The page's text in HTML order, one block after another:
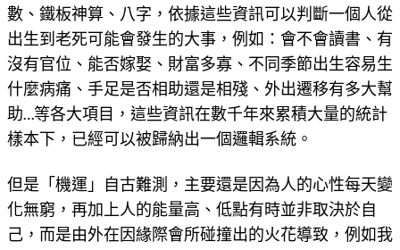
數、鐵板神算、八字，依據這些資訊可以判斷一個人從
出生到老死可能會發生的大事，例如：會不會讀書、有
沒有官位、能否嫁娶、財富多寡、不同季節出生容易生
什麼病痛、手足是否相助還是相殘、外出遷移有多大幫
助…等各大項目，這些資訊在數千年來累積大量的統計
樣本下，已經可以被歸納出一個邏輯系統。
但是「機運」自古難測，主要還是因為人的心性每天變
化無窮，再加上人的能量高、低點有時並非取決於自
己，而是由外在因緣際會所碰撞出的火花導致，例如我